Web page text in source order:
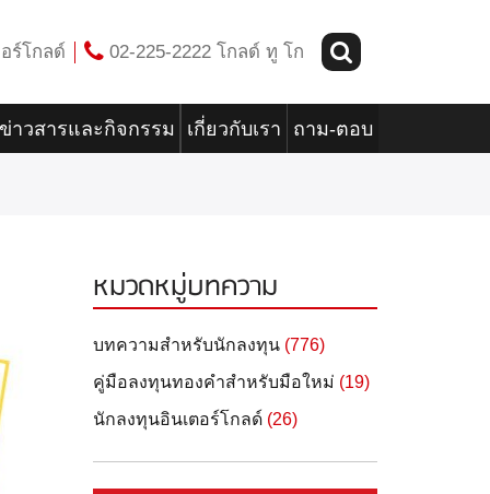
ร์โกลด์ 02-225-2222 โกลด์ ทู โก
าวสารและกิจกรรม เกี่ยวกับเรา ถาม-ตอบ
หมวดหมู่บทความ
บทความสำหรับนักลงทุน (776)
คู่มือลงทุนทองคำสำหรับมือใหม่ (19)
นักลงทุนอินเตอร์โกลด์ (26)